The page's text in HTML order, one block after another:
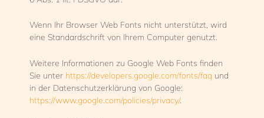
Wenn Ihr Browser Web Fonts nicht unterstützt, wird
eine Standardschrift von Ihrem Computer genutzt.
Weitere Informationen zu Google Web Fonts finden
Sie unter https://developers.google.com/fonts/faq und
in der Datenschutzerklärung von Google:
https://www.google.com/policies/privacy/.